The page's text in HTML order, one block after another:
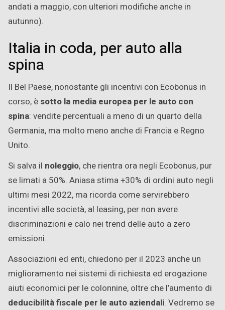
andati a maggio, con ulteriori modifiche anche in
autunno).
Italia in coda, per auto alla
spina
Il Bel Paese, nonostante gli incentivi con Ecobonus in
corso, è sotto la media europea per le auto con
spina: vendite percentuali a meno di un quarto della
Germania, ma molto meno anche di Francia e Regno
Unito.
Si salva il noleggio, che rientra ora negli Ecobonus, pur
se limati a 50%. Aniasa stima +30% di ordini auto negli
ultimi mesi 2022, ma ricorda come servirebbero
incentivi alle società, al leasing, per non avere
discriminazioni e calo nei trend delle auto a zero
emissioni.
Associazioni ed enti, chiedono per il 2023 anche un
miglioramento nei sistemi di richiesta ed erogazione
aiuti economici per le colonnine, oltre che l’aumento di
deducibilità fiscale per le auto aziendali. Vedremo se